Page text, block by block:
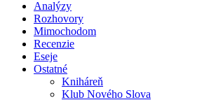
Analýzy
Rozhovory
Mimochodom
Recenzie
Eseje
Ostatné
Kniháreň
Klub Nového Slova